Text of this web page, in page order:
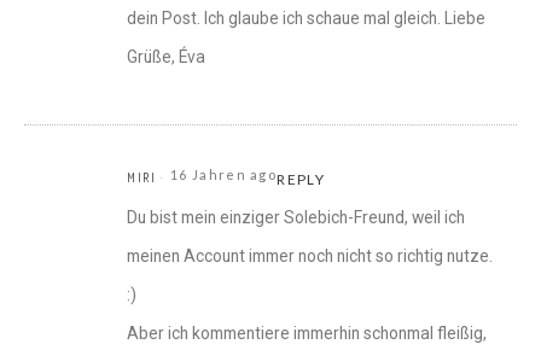
dein Post. Ich glaube ich schaue mal gleich. Liebe
Grüße, Éva
MIRI 16 Jahren agoREPLY
Du bist mein einziger Solebich-Freund, weil ich
meinen Account immer noch nicht so richtig nutze.
:)
Aber ich kommentiere immerhin schonmal fleißig,